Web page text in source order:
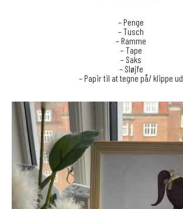
– Penge
– Tusch
– Ramme
– Tape
– Saks
– Sløjfe
– Papir til at tegne på/ klippe ud